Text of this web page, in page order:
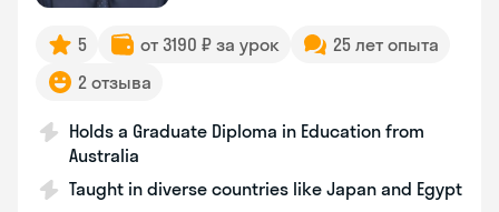
5 от 3190 ₽ за урок
25 лет опыта
2 отзыва
Holds a Graduate Diploma in Education from
Australia
Taught in diverse countries like Japan and Egypt